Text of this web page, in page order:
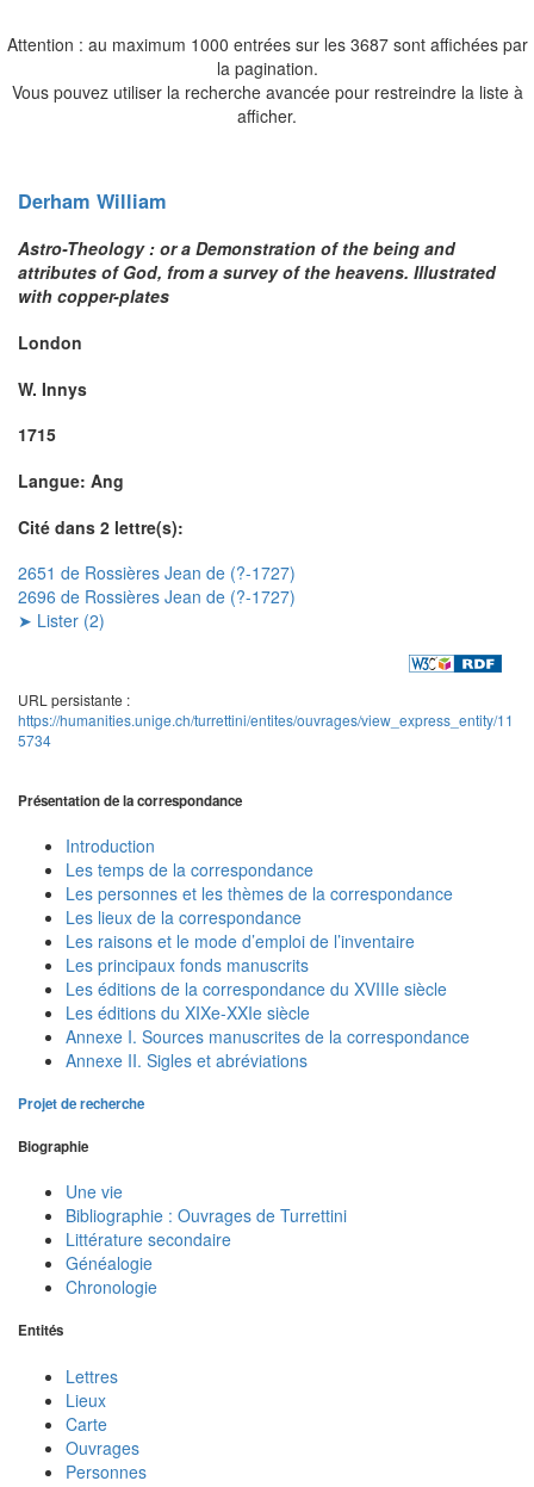
Attention : au maximum 1000 entrées sur les 3687 sont affichées par
la pagination.
Vous pouvez utiliser la recherche avancée pour restreindre la liste à
afficher.
Derham William
Astro-Theology : or a Demonstration of the being and
attributes of God, from a survey of the heavens. Illustrated
with copper-plates
London
W. Innys
1715
Langue: Ang
Cité dans 2 lettre(s):
2651 de Rossières Jean de (?-1727)
2696 de Rossières Jean de (?-1727)
➤ Lister (2)
URL persistante :
https://humanities.unige.ch/turrettini/entites/ouvrages/view_express_entity/11
5734
Présentation de la correspondance
Introduction
Les temps de la correspondance
Les personnes et les thèmes de la correspondance
Les lieux de la correspondance
Les raisons et le mode d’emploi de l’inventaire
Les principaux fonds manuscrits
Les éditions de la correspondance du XVIIIe siècle
Les éditions du XIXe-XXIe siècle
Annexe I. Sources manuscrites de la correspondance
Annexe II. Sigles et abréviations
Projet de recherche
Biographie
Une vie
Bibliographie : Ouvrages de Turrettini
Littérature secondaire
Généalogie
Chronologie
Entités
Lettres
Lieux
Carte
Ouvrages
Personnes